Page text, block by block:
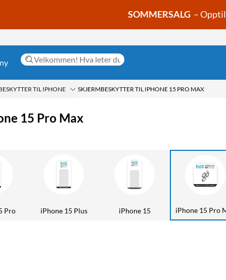
SOMMERSALG –
TIL IPHONE SKJERMBESKYTTER TIL IPHONE 15 PRO MAX
15 Pro Max
Pro iPhone 15 Plus iPhone 15 iPhone 15 Pro